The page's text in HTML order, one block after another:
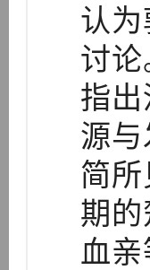
认
讨
指
源
简
期
血